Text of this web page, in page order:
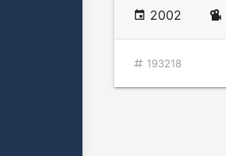
2002
193218